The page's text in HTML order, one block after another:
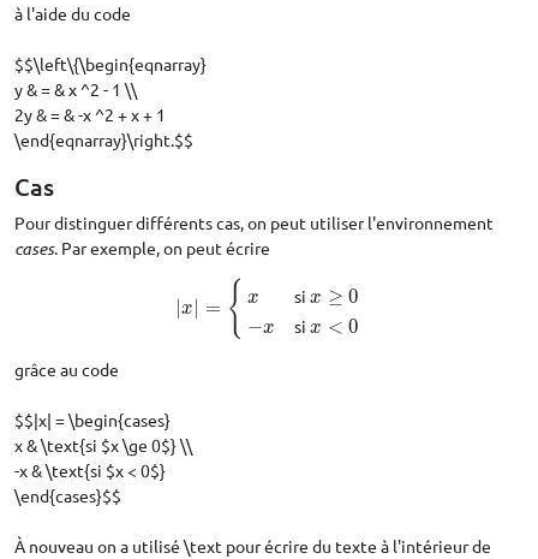
à l'aide du code
$$\left\{\begin{eqnarray}
y & = & x ^2 - 1 \\
2y & = & -x ^2 + x + 1
\end{eqnarray}\right.$$
Cas
Pour distinguer différents cas, on peut utiliser l'environnement
cases. Par exemple, on peut écrire
|x = { x
−x
six ≥ 0
six < 0
x|= x six xsix <0
grâce au code
$$|x| = \begin{cases}
x & \text{si $x \ge 0$} \\
-x & \text{si $x < 0$}
\end{cases}$$
À nouveau on a utilisé \text pour écrire du texte à l'intérieur de